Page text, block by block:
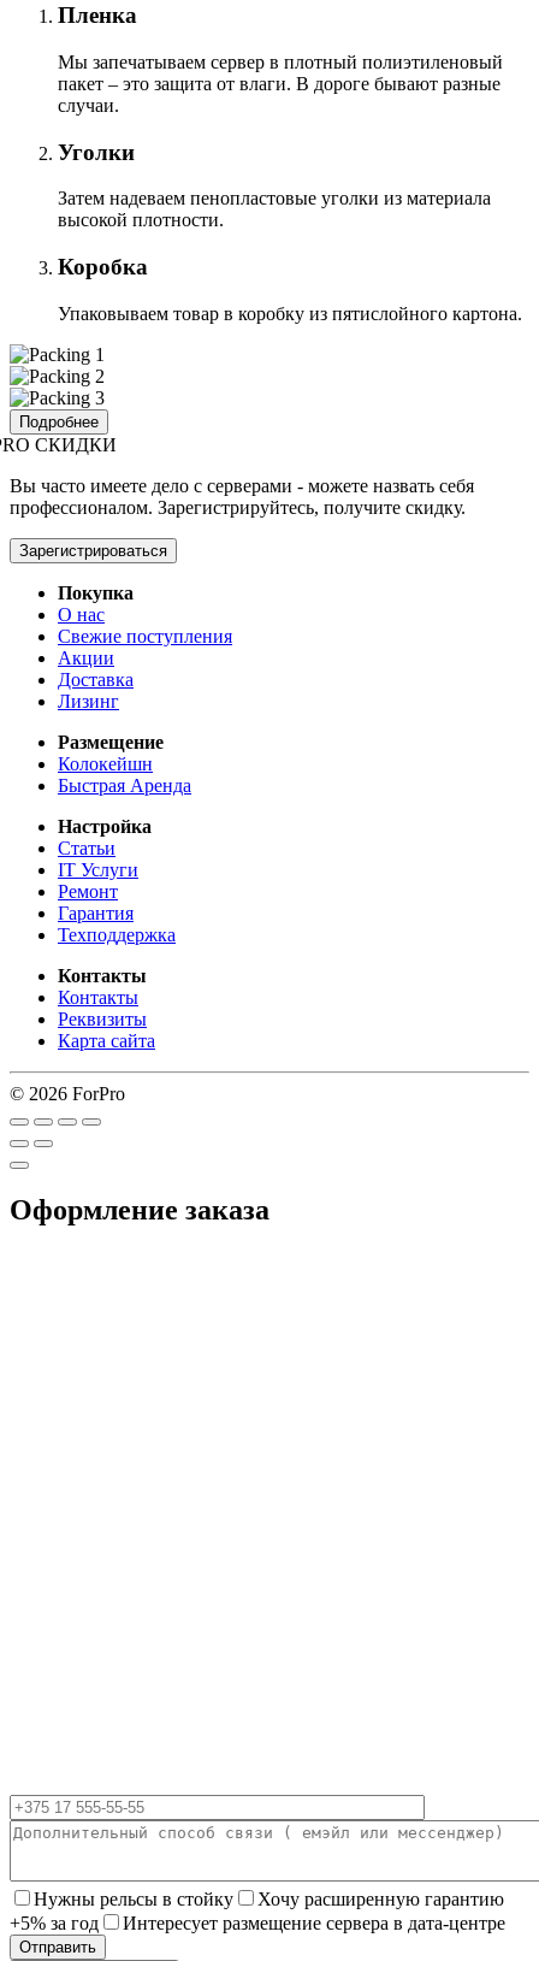
Пленка
Мы запечатываем сервер в плотный полиэтиленовый
пакет – это защита от влаги. В дороге бывают разные
случаи.
Уголки
Затем надеваем пенопластовые уголки из материала
высокой плотности.
Коробка
Упаковываем товар в коробку из пятислойного картона.
Подробнее
СКИДКИ
Вы часто имеете дело с серверами - можете назвать себя
профессионалом. Зарегистрируйтесь, получите скидку.
Зарегистрироваться
Покупка
О нас
Свежие поступления
Акции
Доставка
Лизинг
Размещение
Колокейшн
Быстрая Аренда
Настройка
Статьи
IT Услуги
Ремонт
Гарантия
Техподдержка
Контакты
Контакты
Реквизиты
Карта сайта
© 2026 ForPro
Оформление заказа
Нужны рельсы в стойку
Хочу расширенную гарантию
+5% за год
Интересует размещение сервера в дата-центре